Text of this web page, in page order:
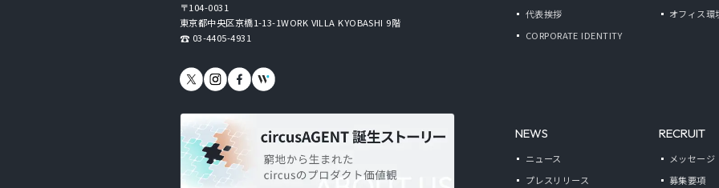
〒104-0031
東京都中央区京橋1-13-1WORK VILLA KYOBASHI 9階
03-4405-4931
代表挨拶
CORPORATE IDENTITY
オフィス環
NEWS
ニュース
プレスリリース
RECRUIT
メッセージ
募集要項